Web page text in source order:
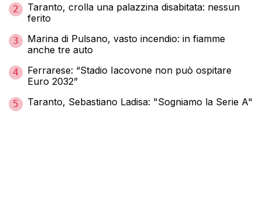
2
Taranto, crolla una palazzina disabitata: nessun
ferito
3
Marina di Pulsano, vasto incendio: in fiamme
anche tre auto
4
Ferrarese: “Stadio Iacovone non può ospitare
Euro 2032”
5 Taranto, Sebastiano Ladisa: "Sogniamo la Serie A"